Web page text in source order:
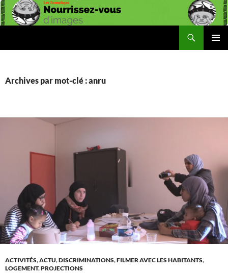
Aller
au
Archives par mot-clé : anru
ACTIVITÉS,ACTU,DISCRIMINATIONS,FILMER AVEC LES HABITANTS,
LOGEMENT,PROJECTIONS